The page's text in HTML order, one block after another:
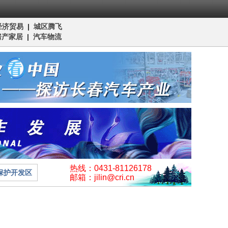
济贸易 | 城区腾飞
产家居 | 汽车物流
护开发区
热线：0431-81126178
邮箱：jilin@cri.cn